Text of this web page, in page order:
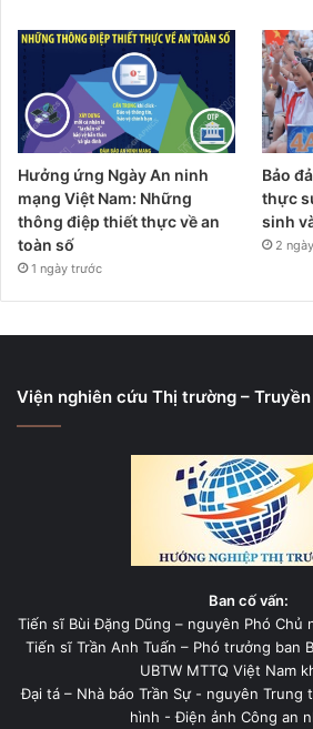
Hưởng ứng Ngày An ninh
mạng Việt Nam: Những
thông điệp thiết thực về an
toàn số
1 ngày trước
Bảo
thực
sinh
2
Viện nghiên cứu Thị trường –
Ban cố vấn:
Tiến sĩ Bùi Đặng Dũng – nguyên Phó Chủ
Tiến sĩ Trần Anh Tuấn – Phó trưởng ban
UBTW MTTQ Việt Nam
Đại tá – Nhà báo Trần Sự - nguyên Trung
hình - Điện ảnh Công an